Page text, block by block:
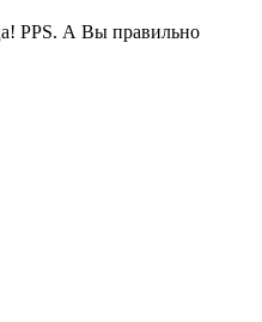
PPS. А Вы правильно